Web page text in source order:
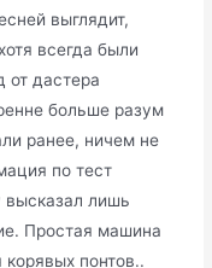
выглядит,
всегда были
от дастера
больше разум
ранее, ничем не
по тест
высказал лишь
Простая машина
понтов..